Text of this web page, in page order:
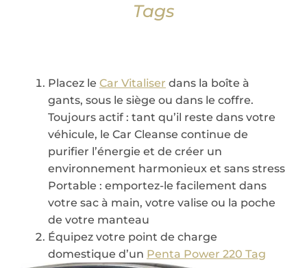
Tags
Placez le Car Vitaliser dans la boîte à
gants, sous le siège ou dans le coffre.
Toujours actif : tant qu’il reste dans votre
véhicule, le Car Cleanse continue de
purifier l’énergie et de créer un
environnement harmonieux et sans stress
Portable : emportez-le facilement dans
votre sac à main, votre valise ou la poche
de votre manteau
Équipez votre point de charge
domestique d’un Penta Power 220 Tag